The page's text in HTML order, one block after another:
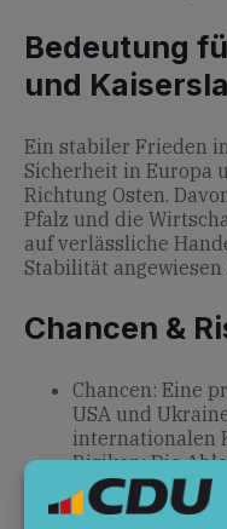
Bedeutung
und
Ein stabiler Frieden
Sicherheit in Europa
Richtung Osten.
Pfalz und die
auf verlässliche
Stabilität angewiesen
Chancen &
Chancen: Eine
USA und
internationalen
Risiken: Die
mögliche
neuen US-